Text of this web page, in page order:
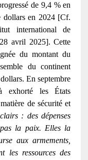
de 9,4 % en
dollars en 2024 [Cf.
international de
avril 2025]. Cette
du montant du
du continent
En septembre
exhorté les États
de sécurité et
: des dépenses
pas la paix. Elles la
aux armements,
les ressources des